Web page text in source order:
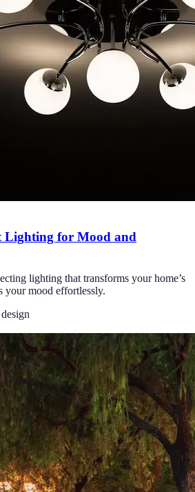
Lighting for Mood and
lighting that transforms your home’s
your mood effortlessly.